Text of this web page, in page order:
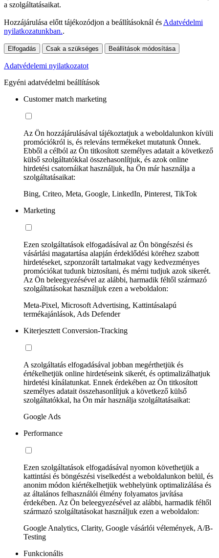
a szolgáltatásaikat.
Hozzájárulása előtt tájékozódjon a beállításoknál és Adatvédelmi
nyilatkozatunkban..
Elfogadás Csak a szükséges Beállítások módosítása
Adatvédelemi nyilatkozatot
Egyéni adatvédelmi beállítások
Customer match marketing
Az Ön hozzájárulásával tájékoztatjuk a weboldalunkon kívüli
promóciókról is, és releváns termékeket mutatunk Önnek.
Ebből a célból az Ön titkosított személyes adatait a következő
külső szolgáltatókkal összehasonlítjuk, és azok online
hirdetési csatornáikat használjuk, ha Ön már használja a
szolgáltatásaikat:
Bing, Criteo, Meta, Google, LinkedIn, Pinterest, TikTok
Marketing
Ezen szolgáltatások elfogadásával az Ön böngészési és
vásárlási magatartása alapján érdeklődési köréhez szabott
hirdetéseket, szponzorált tartalmakat vagy kedvezményes
promóciókat tudunk biztosítani, és mérni tudjuk azok sikerét.
Az Ön beleegyezésével az alábbi, harmadik féltől származó
szolgáltatásokat használjuk ezen a weboldalon:
Meta-Pixel, Microsoft Advertising, Kattintásalapú
termékajánlások, Ads Defender
Kiterjesztett Conversion-Tracking
A szolgáltatás elfogadásával jobban megérthetjük és
értékelhetjük online hirdetéseink sikerét, és optimalizálhatjuk
hirdetési kínálatunkat. Ennek érdekében az Ön titkosított
személyes adatait összehasonlítjuk a következő külső
szolgáltatókkal, ha Ön már használja szolgáltatásaikat:
Google Ads
Performance
Ezen szolgáltatások elfogadásával nyomon követhetjük a
kattintási és böngészési viselkedést a weboldalunkon belül, és
anonim módon kiértékelhetjük webhelyünk optimalizálása és
az általános felhasználói élmény folyamatos javítása
érdekében. Az Ön beleegyezésével az alábbi, harmadik féltől
származó szolgáltatásokat használjuk ezen a weboldalon:
Google Analytics, Clarity, Google vásárlói vélemények, A/B-
Testing
Funkcionális